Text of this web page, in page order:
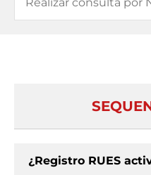
¿Registro RUES